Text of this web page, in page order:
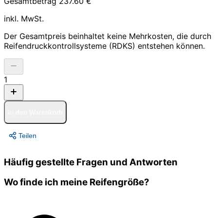
inkl. MwSt.
Der Gesamtpreis beinhaltet keine Mehrkosten, die durch
Reifendruckkontrollsysteme (RDKS) entstehen können.
1
Teilen
Häufig gestellte Fragen und Antworten
Wo finde ich meine Reifengröße?